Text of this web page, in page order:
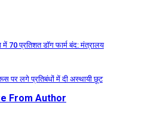
में 70 प्रतिशत डॉग फार्म बंद: मंत्रालय
पर लगे प्रतिबंधों में दी अस्थायी छूट
From Author